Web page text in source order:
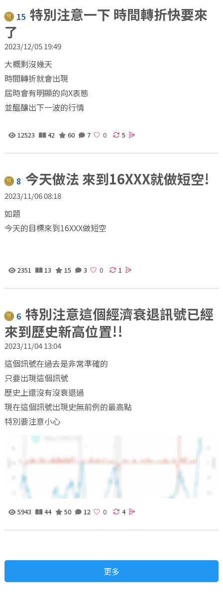
15 特別注意一下 時間轉折快要來
了
2023/12/05 19:49
大概剩沒幾天
時間轉折就會出現
屆時會有明顯的向X表態
並醞釀出下一波的行情
12523 42 60 7 5
8 今天做法 來到16XXX就做短空!
2023/11/06 08:18
如題
今天的目標來到16XXX做短空
2351 13 15 3 1
6 特別注意這個經濟衰退訊號已經
來到歷史新高位置!!
2023/11/04 13:04
這個訊號在過去是非常準確的
只要出現這個訊號
歷史上還沒有沒衰退過
現在這個訊號出現史無前例的最高點
特別要注意小心
5943 44 50 12 4
更多